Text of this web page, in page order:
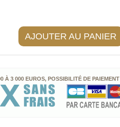
AJOUTER AU PANIER
À 3 000 EUROS, POSSIBILITÉ DE